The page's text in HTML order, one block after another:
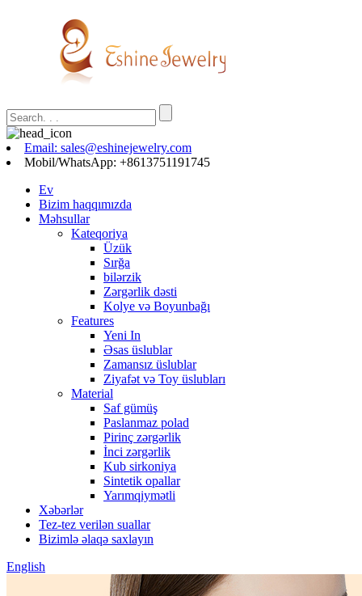
Email: sales@eshinejewelry.com
Mobil/WhatsApp: +8613751191745
Ev
Bizim haqqımızda
Məhsullar
Kateqoriya
Üzük
Sırğa
bilərzik
Zərgərlik dəsti
Kolye və Boyunbağı
Features
Yeni In
Əsas üslublar
Zamansız üslublar
Ziyafət və Toy üslubları
Material
Saf gümüş
Paslanmaz polad
Pirinç zərgərlik
İnci zərgərlik
Kub sirkoniya
Sintetik opallar
Yarımqiymətli
Xəbərlər
Tez-tez verilən suallar
Bizimlə əlaqə saxlayın
English